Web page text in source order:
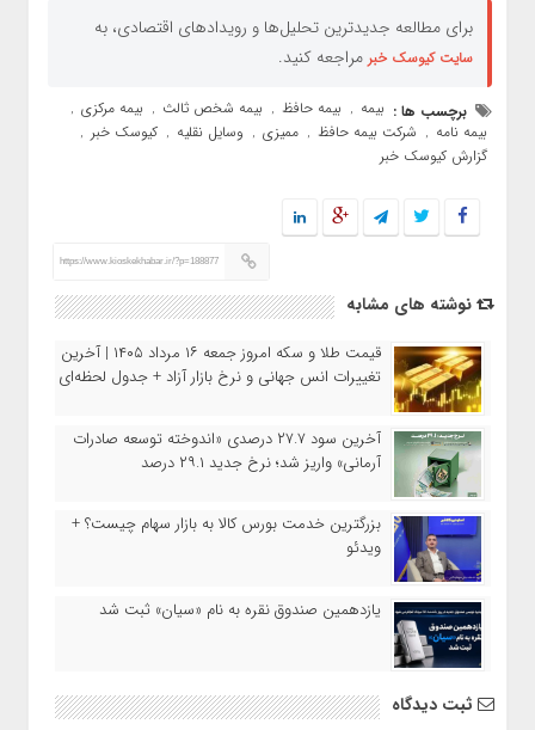
برای مطالعه جدیدترین تحلیل‌ها و رویدادهای اقتصادی، به
سایت کیوسک خبر مراجعه کنید.
برچسب ها : بیمه , بیمه حافظ , بیمه شخص ثالث , بیمه مرکزی ,
بیمه نامه , شرکت بیمه حافظ , ممیزی , وسایل نقلیه , کیوسک خبر ,
گزارش کیوسک خبر
https://www.kioskekhabar.ir/?p=188877
نوشته های مشابه
قیمت طلا و سکه امروز جمعه ۱۶ مرداد ۱۴۰۵ | آخرین
تغییرات انس جهانی و نرخ بازار آزاد + جدول لحظه‌ای
آخرین سود ۲۷.۷ درصدی «اندوخته توسعه صادرات
آرمانی» واریز شد؛ نرخ جدید ۲۹.۱ درصد
بزرگترین خدمت بورس کالا به بازار سهام چیست؟ +
ویدئو
یازدهمین صندوق نقره به نام «سیان» ثبت شد
ثبت دیدگاه